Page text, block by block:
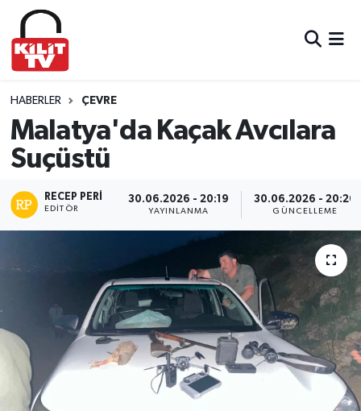
HABERLER ÇEVRE
Malatya'da Kaçak Avcılara
Suçüstü
RECEP PERI
EDITÖR
30.06.2026 - 20:19
YAYINLANMA
30.06.2026 - 20:20
GÜNCELLEME
Hava Durumu
Trafik Durumu
Süper Lig Puan Durumu ve Fikstür
Haber Arşivi